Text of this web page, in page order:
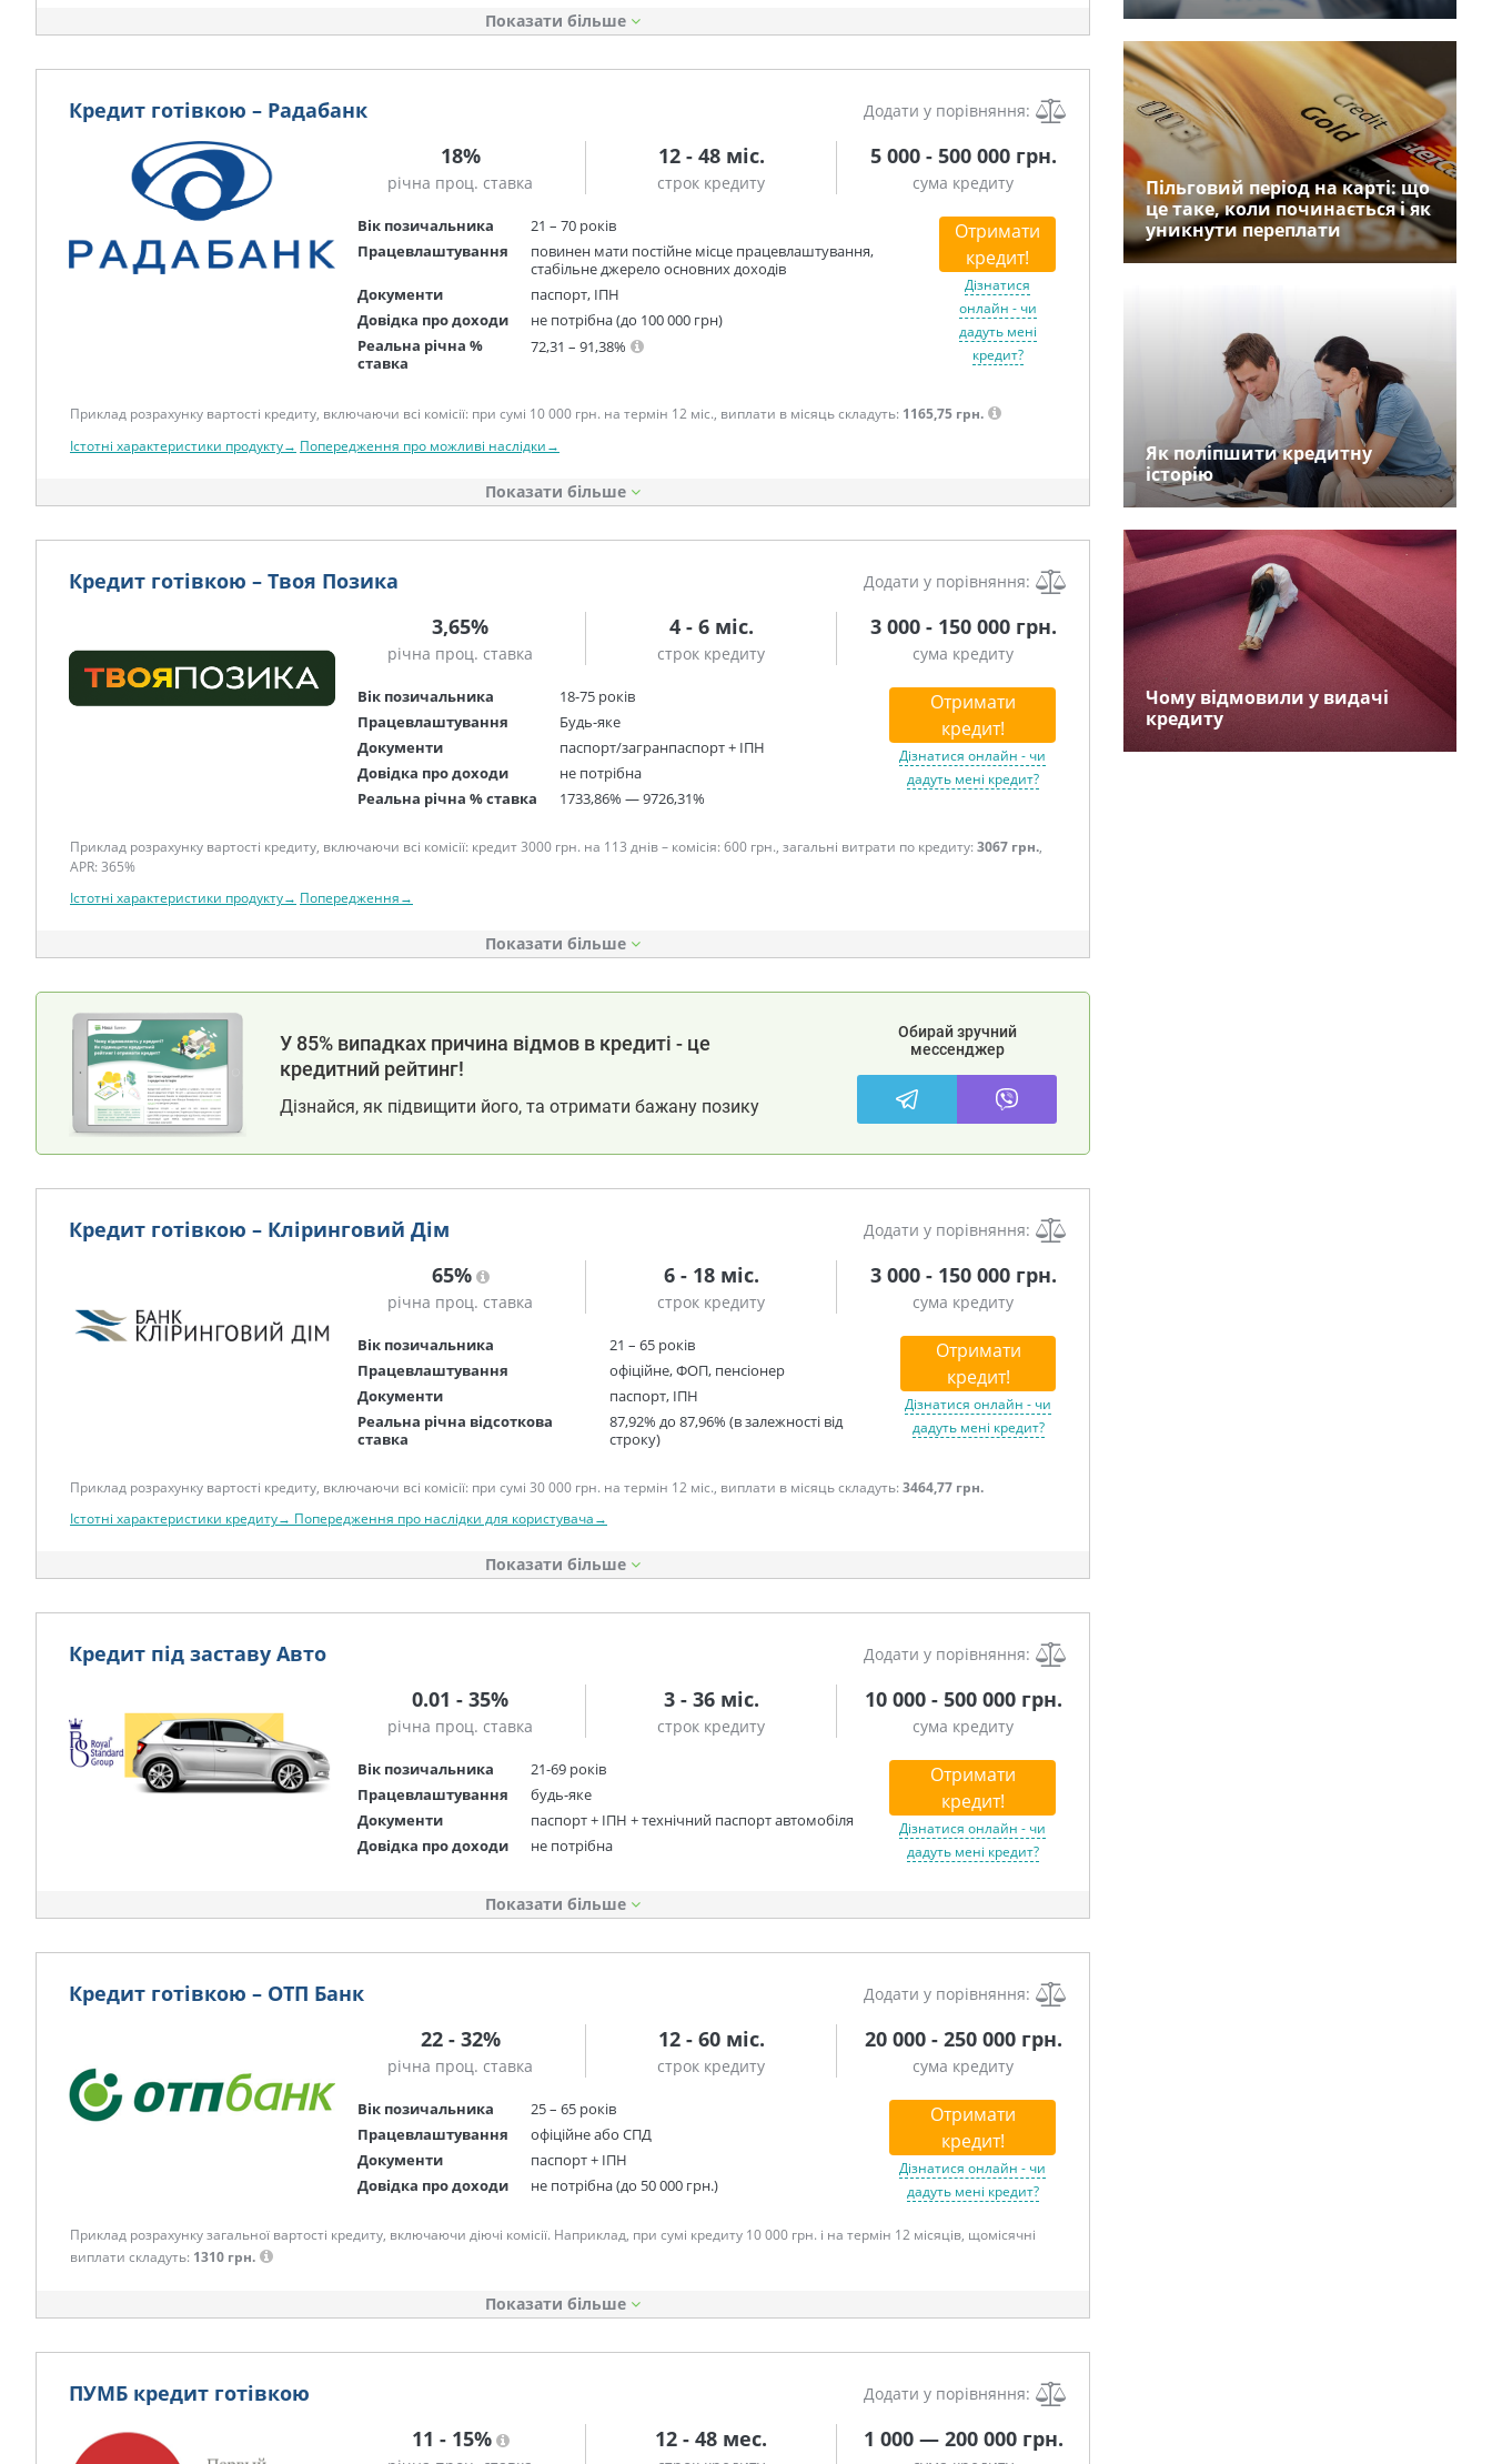
Показати
Кредит готівкою – Радабанк Додати у порівняння:
18%
річна проц. ставка
12 - 48 міс.
строк кредиту
5 000 - 500 000 грн.
сума кредиту
Вік позичальника
21 – 70 років
Працевлаштування
повинен мати постійне місце працевлаштування,
стабільне джерело основних доходів
Документи
паспорт, ІПН
Довідка про доходи
не потрібна (до 100 000 грн)
Реальна річна %
ставка
72,31 – 91,38%
Отримати
кредит!
Дізнатися
онлайн - чи
дадуть мені
кредит?
Приклад розрахунку вартості кредиту, включаючи всі комісії: при сумі 10 000 грн. на термін 12 міс., виплати в місяць складуть: 1165,75 грн.
Істотні характеристики продукту→ Попередження про можливі наслідки→
Показати
Кредит готівкою – Твоя Позика Додати у порівняння:
3,65%
річна проц. ставка
4 - 6 міс.
строк кредиту
3 000 - 150 000 грн.
сума кредиту
Вік позичальника
18-75 років
Працевлаштування
Будь-яке
Документи
паспорт/загранпаспорт + ІПН
Довідка про доходи
не потрібна
Реальна річна % ставка
1733,86% — 9726,31%
Отримати
кредит!
Дізнатися онлайн - чи
дадуть мені кредит?
Приклад розрахунку вартості кредиту, включаючи всі комісії: кредит 3000 грн. на 113 днів – комісія: 600 грн., загальні витрати по кредиту: 3067 грн.,
APR: 365%
Істотні характеристики продукту→ Попередження→
Показати
У 85% випадках причина відмов в кредиті - це
кредитний рейтинг!
Дізнайся, як підвищити його, та отримати бажану позику
Обирай зручний
мессенджер
Кредит готівкою – Кліринговий Дім Додати у порівняння:
65%
річна проц. ставка
6 - 18 міс.
строк кредиту
3 000 - 150 000 грн.
сума кредиту
Вік позичальника
21 – 65 років
Працевлаштування
офіційне, ФОП, пенсіонер
Документи
паспорт, ІПН
Реальна річна відсоткова
ставка
87,92% до 87,96% (в залежності від
строку)
Отримати
кредит!
Дізнатися онлайн - чи
дадуть мені кредит?
Приклад розрахунку вартості кредиту, включаючи всі комісії: при сумі 30 000 грн. на термін 12 міс., виплати в місяць складуть: 3464,77 грн.
Істотні характеристики кредиту→ Попередження про наслідки для користувача→
Показати
Кредит під заставу Авто Додати у порівняння:
0.01 - 35%
річна проц. ставка
3 - 36 міс.
строк кредиту
10 000 - 500 000 грн.
сума кредиту
Вік позичальника
21-69 років
Працевлаштування
будь-яке
Документи
паспорт + ІПН + технічний паспорт автомобіля
Довідка про доходи
не потрібна
Отримати
кредит!
Дізнатися онлайн - чи
дадуть мені кредит?
Показати
Кредит готівкою – ОТП Банк Додати у порівняння:
22 - 32%
річна проц. ставка
12 - 60 міс.
строк кредиту
20 000 - 250 000 грн.
сума кредиту
Вік позичальника
25 – 65 років
Працевлаштування
офіційне або СПД
Документи
паспорт + ІПН
Довідка про доходи
не потрібна (до 50 000 грн.)
Отримати
кредит!
Дізнатися онлайн - чи
дадуть мені кредит?
Приклад розрахунку загальної вартості кредиту, включаючи діючі комісії. Наприклад, при сумі кредиту 10 000 грн. і на термін 12 місяців, щомісячні
виплати складуть: 1310 грн.
Показати
ПУМБ кредит готівкою Додати у порівняння:
11 - 15% 12 - 48 мес. 1 000 — 200 000 грн.
Пільговий період на карті: що
це таке, коли починається і як
уникнути переплати
Як поліпшити кредитну
історію
Чому відмовили у видачі
кредиту